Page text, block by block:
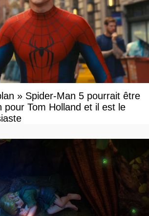
» Spider-Man 5 pourrait être
Tom Holland et il est le